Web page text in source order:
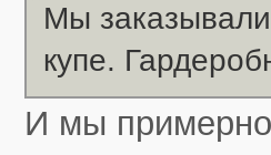
Мы
купе.
И мы